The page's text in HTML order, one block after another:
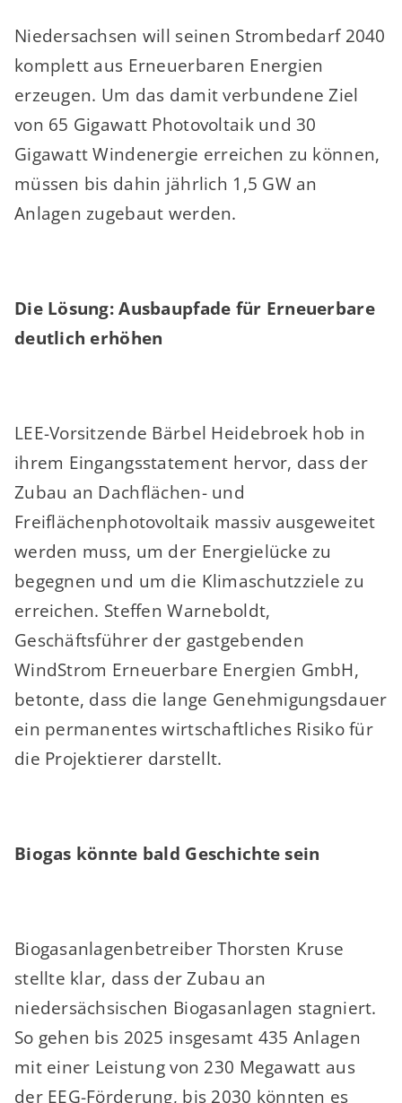
Niedersachsen will seinen Strombedarf 2040
komplett aus Erneuerbaren Energien
erzeugen. Um das damit verbundene Ziel
von 65 Gigawatt Photovoltaik und 30
Gigawatt Windenergie erreichen zu können,
müssen bis dahin jährlich 1,5 GW an
Anlagen zugebaut werden.
Die Lösung: Ausbaupfade für Erneuerbare
deutlich erhöhen
LEE-Vorsitzende Bärbel Heidebroek hob in
ihrem Eingangsstatement hervor, dass der
Zubau an Dachflächen- und
Freiflächenphotovoltaik massiv ausgeweitet
werden muss, um der Energielücke zu
begegnen und um die Klimaschutzziele zu
erreichen. Steffen Warneboldt,
Geschäftsführer der gastgebenden
WindStrom Erneuerbare Energien GmbH,
betonte, dass die lange Genehmigungsdauer
ein permanentes wirtschaftliches Risiko für
die Projektierer darstellt.
Biogas könnte bald Geschichte sein
Biogasanlagenbetreiber Thorsten Kruse
stellte klar, dass der Zubau an
niedersächsischen Biogasanlagen stagniert.
So gehen bis 2025 insgesamt 435 Anlagen
mit einer Leistung von 230 Megawatt aus
der EEG-Förderung, bis 2030 könnten es